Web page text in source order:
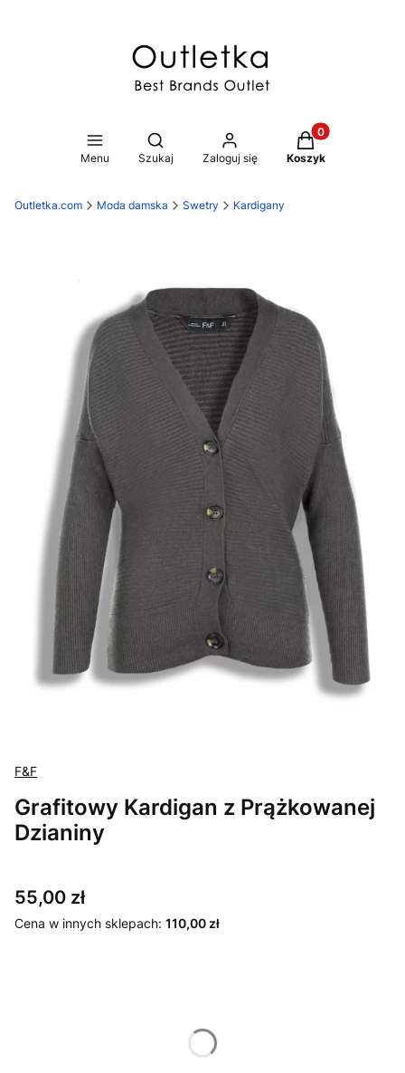
Menu
Otwórz wyszukiwarkę
Szukaj Zaloguj się
Produkty w
Koszyk
Outletka.com Moda damska Swetry Kardigany
F&F
Grafitowy Kardigan z Prążkowanej
Dzianiny
Cena
55,00 zł
Cena w innych sklepach: 110,00 zł